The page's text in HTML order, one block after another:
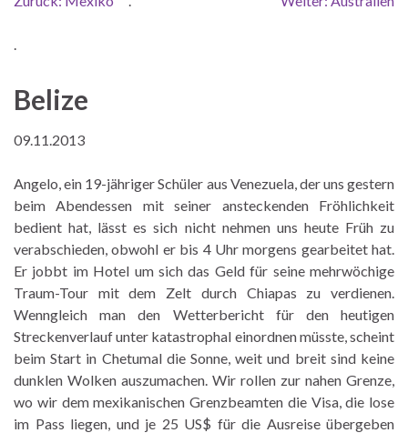
.
Belize
09.11.2013
Angelo, ein 19-jähriger Schüler aus Venezuela, der uns gestern
beim Abendessen mit seiner ansteckenden Fröhlichkeit
bedient hat, lässt es sich nicht nehmen uns heute Früh zu
verabschieden, obwohl er bis 4 Uhr morgens gearbeitet hat.
Er jobbt im Hotel um sich das Geld für seine mehrwöchige
Traum-Tour mit dem Zelt durch Chiapas zu verdienen.
Wenngleich man den Wetterbericht für den heutigen
Streckenverlauf unter katastrophal einordnen müsste, scheint
beim Start in Chetumal die Sonne, weit und breit sind keine
dunklen Wolken auszumachen. Wir rollen zur nahen Grenze,
wo wir dem mexikanischen Grenzbeamten die Visa, die lose
im Pass liegen, und je 25 US$ für die Ausreise übergeben